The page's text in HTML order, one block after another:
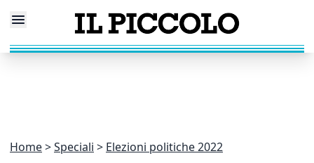
Home Speciali Elezioni politiche 2022